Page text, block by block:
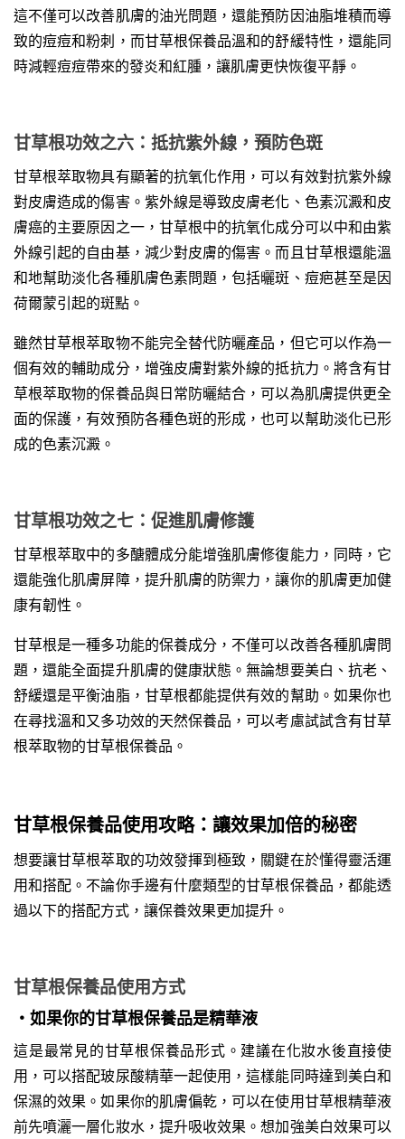
這不僅可以改善肌膚的油光問題，還能預防因油脂堆積而導
致的痘痘和粉刺，而甘草根保養品溫和的舒緩特性，還能同
時減輕痘痘帶來的發炎和紅腫，讓肌膚更快恢復平靜。
甘草根功效之六：抵抗紫外線，預防色斑
甘草根萃取物具有顯著的抗氧化作用，可以有效對抗紫外線
對皮膚造成的傷害。紫外線是導致皮膚老化、色素沉澱和皮
膚癌的主要原因之一，甘草根中的抗氧化成分可以中和由紫
外線引起的自由基，減少對皮膚的傷害。而且甘草根還能溫
和地幫助淡化各種肌膚色素問題，包括曬斑、痘疤甚至是因
荷爾蒙引起的斑點。
雖然甘草根萃取物不能完全替代防曬產品，但它可以作為一
個有效的輔助成分，增強皮膚對紫外線的抵抗力。將含有甘
草根萃取物的保養品與日常防曬結合，可以為肌膚提供更全
面的保護，有效預防各種色斑的形成，也可以幫助淡化已形
成的色素沉澱。
甘草根功效之七：促進肌膚修護
甘草根萃取中的多醣體成分能增強肌膚修復能力，同時，它
還能強化肌膚屏障，提升肌膚的防禦力，讓你的肌膚更加健
康有韌性。
甘草根是一種多功能的保養成分，不僅可以改善各種肌膚問
題，還能全面提升肌膚的健康狀態。無論想要美白、抗老、
舒緩還是平衡油脂，甘草根都能提供有效的幫助。如果你也
在尋找溫和又多功效的天然保養品，可以考慮試試含有甘草
根萃取物的甘草根保養品。
甘草根保養品使用攻略：讓效果加倍的秘密
想要讓甘草根萃取的功效發揮到極致，關鍵在於懂得靈活運
用和搭配。不論你手邊有什麼類型的甘草根保養品，都能透
過以下的搭配方式，讓保養效果更加提升。
甘草根保養品使用方式
・如果你的甘草根保養品是精華液
這是最常見的甘草根保養品形式。建議在化妝水後直接使
用，可以搭配玻尿酸精華一起使用，這樣能同時達到美白和
保濕的效果。如果你的肌膚偏乾，可以在使用甘草根精華液
前先噴灑一層化妝水，提升吸收效果。想加強美白效果可以